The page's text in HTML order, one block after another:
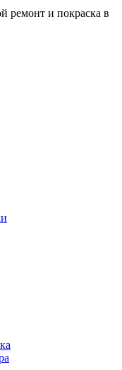
ремонт и покраска в